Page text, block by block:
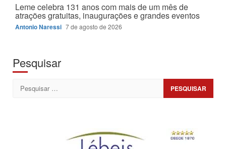
Leme celebra 131 anos com mais de um mês de
atrações gratuitas, inaugurações e grandes eventos
Antonio Naressi 7 de agosto de 2026
Pesquisar
Pesquisar